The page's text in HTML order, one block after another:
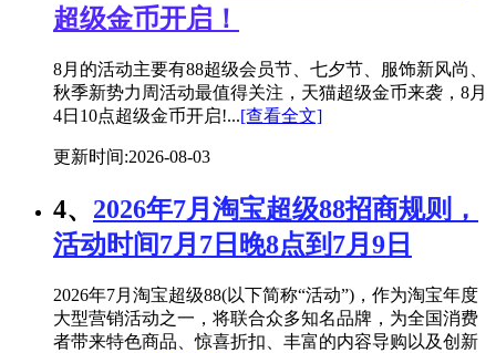
超级金币开启！
8月的活动主要有88超级会员节、七夕节、服饰新风尚、
秋季新势力周活动最值得关注，天猫超级金币来袭，8月
4日10点超级金币开启!...[查看全文]
更新时间:2026-08-03
4、 2026年7月淘宝超级88招商规则，
活动时间7月7日晚8点到7月9日
2026年7月淘宝超级88(以下简称“活动”)，作为淘宝年度
大型营销活动之一，将联合众多知名品牌，为全国消费
者带来特色商品、惊喜折扣、丰富的内容导购以及创新